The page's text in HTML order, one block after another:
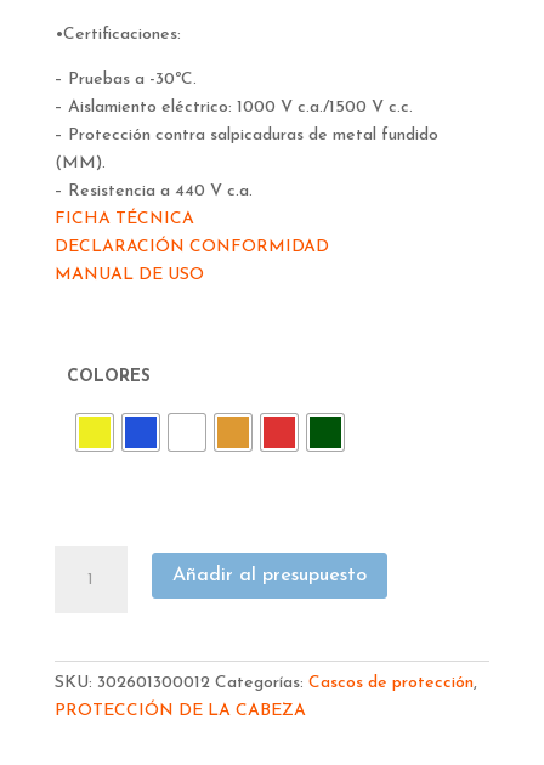
•Certificaciones:
– Pruebas a -30ºC.
– Aislamiento eléctrico: 1000 V c.a./1500 V c.c.
– Protección contra salpicaduras de metal fundido
(MM).
– Resistencia a 440 V c.a.
FICHA TÉCNICA
DECLARACIÓN CONFORMIDAD
MANUAL DE USO
COLORES
IRUDEK
TRINQUETE
Añadir al presupuesto
SKU: 302601300012 Categorías: Cascos de protección,
PROTECCIÓN DE LA CABEZA